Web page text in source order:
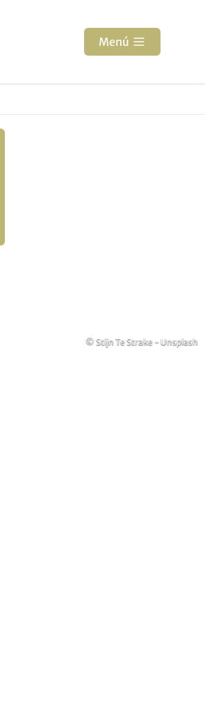
Menú
Copyright
© Stijn Te Strake - Unsplash